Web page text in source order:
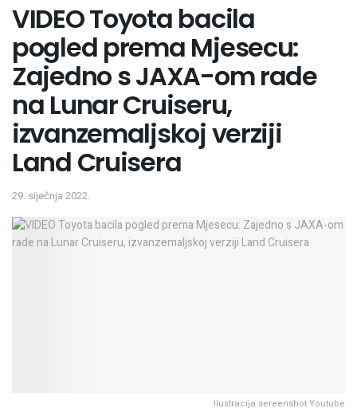
VIDEO Toyota bacila
pogled prema Mjesecu:
Zajedno s JAXA-om rade
na Lunar Cruiseru,
izvanzemaljskoj verziji
Land Cruisera
29. siječnja 2022.
Ilustracija sereenshot Youtube